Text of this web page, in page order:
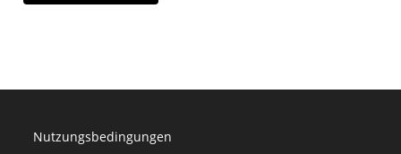
Nutzungsbedingungen